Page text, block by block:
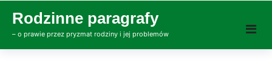
content
Rodzinne paragrafy
– o prawie przez pryzmat rodziny i jej problemów